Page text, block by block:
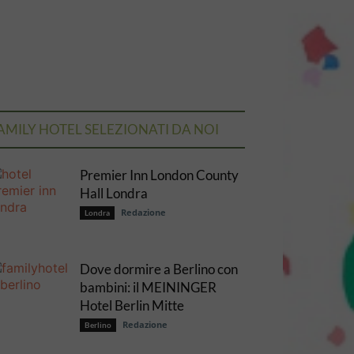
HOTEL SELEZIONATI DA NOI
Premier Inn London County
Hall Londra
Londra Redazione
Dove dormire a Berlino con
bambini: il MEININGER
Hotel Berlin Mitte
Berlino Redazione